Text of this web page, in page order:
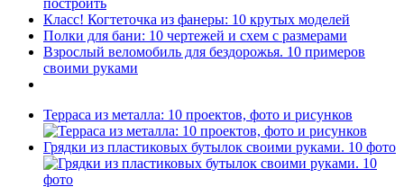
построить
Класс! Когтеточка из фанеры: 10 крутых моделей
Полки для бани: 10 чертежей и схем с размерами
Взрослый веломобиль для бездорожья. 10 примеров
своими руками
Терраса из металла: 10 проектов, фото и рисунков
Грядки из пластиковых бутылок своими руками. 10 фото